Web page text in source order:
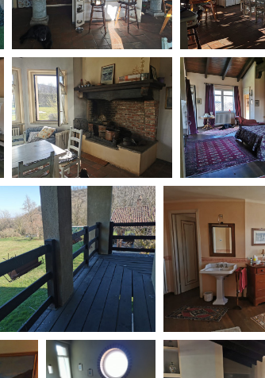
FCTP
Tv Fund
Tv Development Fund
Film Fund
NEWS
CASTING
EVENTI, SPECIALI
Anteprime in
TFI Torino Film
Days
Avenue Cove -
Guarda che storia!
La Grazia -
Torino di Paolo
Open Day
Ciak in TOur!
trasparente Bandi e gare Contatti Privacy